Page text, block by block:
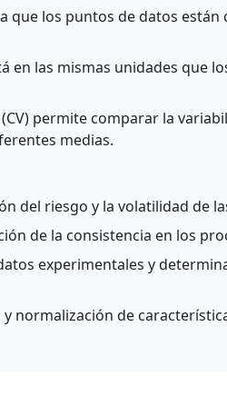
que los puntos de datos
en las mismas unidades que
permite comparar la
medias.
del riesgo y la volatilidad de
de la consistencia en los
experimentales y
y normalización de